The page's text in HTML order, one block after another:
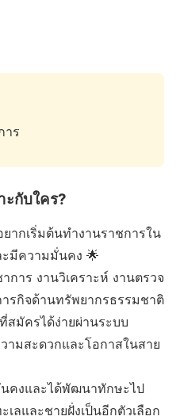
าร
ะกับใคร?
ากเริ่มต้นทำงานราชการใน
มีความมั่นคง 🌟
าร งานวิเคราะห์ งานตรวจ
รกิจด้านทรัพยากรธรรมชาติ
สมัครได้ง่ายผ่านระบบ
มสะดวกและโอกาสในสาย
คงและได้พัฒนาทักษะไป
ลและชายฝั่งเป็นอีกตัวเลือก